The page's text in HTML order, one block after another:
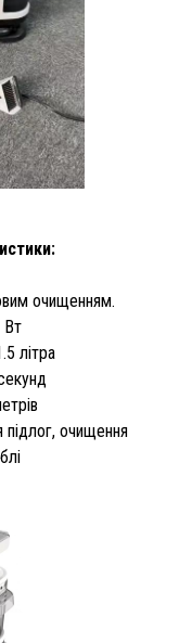
очищенням.
Вт
літра
очищення